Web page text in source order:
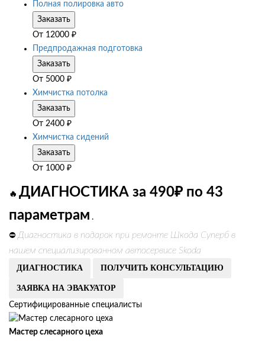
Полная полировка авто
Заказать
От 12000 ₽
Предпродажная подготовка
Заказать
От 5000 ₽
Химчистка потолка
Заказать
От 2400 ₽
Химчистка сидений
Заказать
От 1000 ₽
🔥 ДИАГНОСТИКА за 490₽ по 43
параметрам .
⛔ Диагностика в подарок при ремонте Шкода Суперб в
нашем специализированном автосервисе Skoda
ДИАГНОСТИКА ПОЛУЧИТЬ КОНСУЛЬТАЦИЮ
ЗАЯВКА НА ЭВАКУАТОР
Сертифицированные специалисты
Мастер слесарного цеха